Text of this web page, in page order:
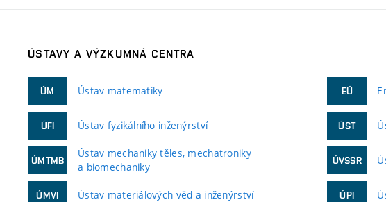
ÚSTAVY A VÝZKUMNÁ CENTRA
ÚM Ústav matematiky
ÚFI Ústav fyzikálního inženýrství
ÚMTMB
Ústav mechaniky těles, mechatroniky
a biomechaniky
ÚMVI Ústav materiálových věd a inženýrství
EÚ
ÚST
ÚVSSR
ÚPI